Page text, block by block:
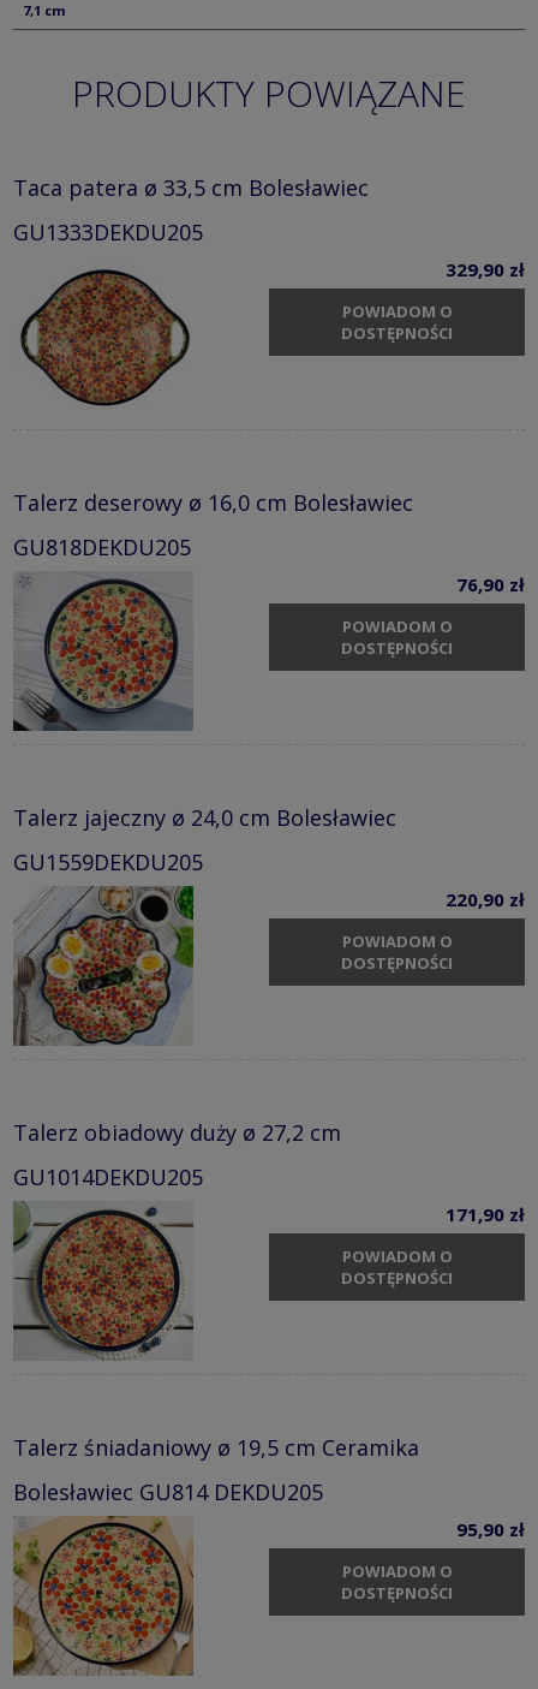
7,1 cm
PRODUKTY POWIĄZANE
Taca patera ø 33,5 cm Bolesławiec
GU1333DEKDU205
329,90 zł
POWIADOM O
DOSTĘPNOŚCI
Talerz deserowy ø 16,0 cm Bolesławiec
GU818DEKDU205
76,90 zł
POWIADOM O
DOSTĘPNOŚCI
Talerz jajeczny ø 24,0 cm Bolesławiec
GU1559DEKDU205
220,90 zł
POWIADOM O
DOSTĘPNOŚCI
Talerz obiadowy duży ø 27,2 cm
GU1014DEKDU205
171,90 zł
POWIADOM O
DOSTĘPNOŚCI
Talerz śniadaniowy ø 19,5 cm Ceramika
Bolesławiec GU814 DEKDU205
95,90 zł
POWIADOM O
DOSTĘPNOŚCI